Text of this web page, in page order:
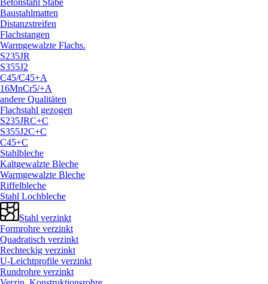
Betonstahl Stäbe
Baustahlmatten
Distanzstreifen
Flachstangen
Warmgewalzte Flachs.
S235JR
S355J2
C45/C45+A
16MnCr5/+A
andere Qualitäten
Flachstahl gezogen
S235JRC+C
S355J2C+C
C45+C
Stahlbleche
Kaltgewalzte Bleche
Warmgewalzte Bleche
Riffelbleche
Stahl Lochbleche
Stahl verzinkt
Formrohre verzinkt
Quadratisch verzinkt
Rechteckig verzinkt
U-Leichtprofile verzinkt
Rundrohre verzinkt